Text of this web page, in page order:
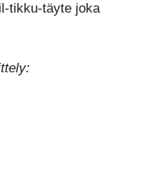
tikku-täyte joka